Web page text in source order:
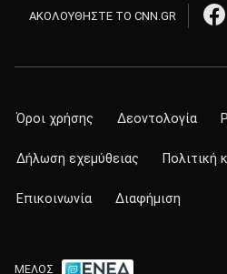
ΑΚΟΛΟΥΘΗΣΤΕ ΤΟ CNN.GR
Όροι χρήσης Δεοντολογία
Δήλωση εχεμύθειας Πολιτική
Επικοινωνία Διαφήμιση
ΜΕΛΟΣ